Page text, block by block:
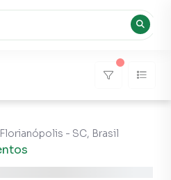
- SC, Brasil